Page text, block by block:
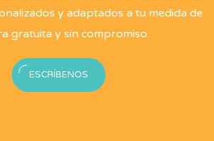
y adaptados a tu medida de
gratuita y sin compromiso.
ESCRÍBENOS